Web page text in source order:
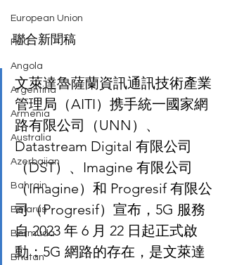
European Union
FCC
Angola
Argentina
Armenia
Australia
Azerbaijan
Bahrain
Belarus
Bermuda
Bhutan
聯合新聞稿
文萊達魯薩蘭資訊通訊技術產業
管理局（AITI）携手統一國家網
路有限公司（UNN）、
Datastream Digital 有限公司
（DST）、Imagine 有限公司
（Imagine）和 Progresif 有限公
司（Progresif）宣布，5G 服務
自 2023 年 6 月 22 日起正式啟
動；5G 網路的存在，是文萊達